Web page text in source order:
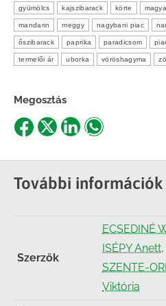
gyümölcs kajszibarack körte
mandarin meggy nagybani piac
őszibarack paprika paradicsom
termelői ár uborka vöröshagyma
Megosztás
Share
Facebook
Share
X
Share
LinkedIn
Share
WhatsApp
További információk
Szerzők
ECSEDINÉ
ISÉPY Anett,
SZENTE-
Viktória